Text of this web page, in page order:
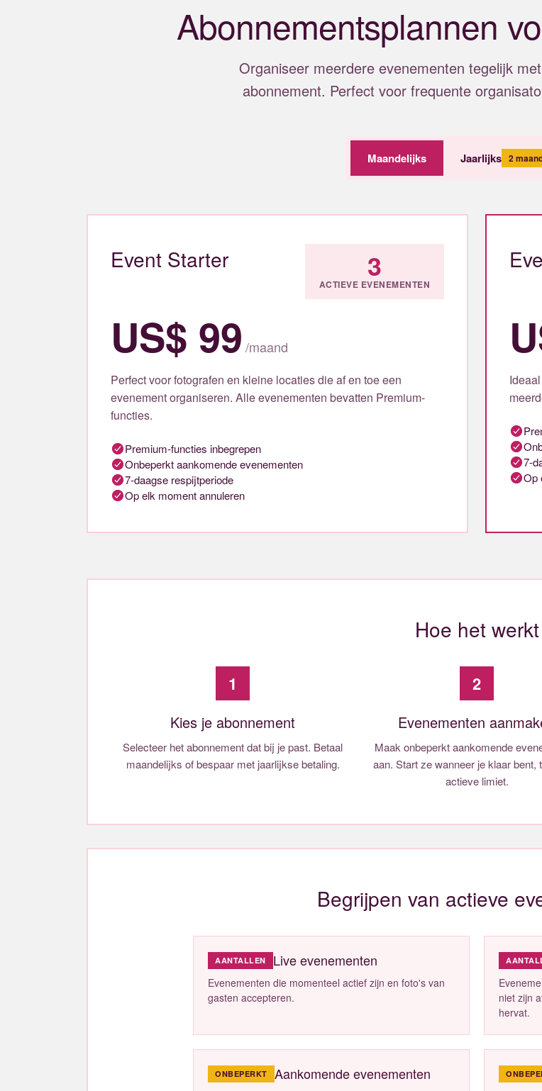
Abonnementsplannen
Organiseer meerdere evenementen tegelijk
abonnement. Perfect voor frequente
Maandelijks Jaarlijks 2
Event Starter 3
ACTIEVE EVENEMENTEN
US$ 99 /maand
Perfect voor fotografen en kleine locaties die af en toe een
evenement organiseren. Alle evenementen bevatten Premium-
functies.
Premium-functies inbegrepen
Onbeperkt aankomende evenementen
7-daagse respijtperiode
Op elk moment annuleren
7-
Op
Hoe het werkt
1
Kies je abonnement
Selecteer het abonnement dat bij je past. Betaal
maandelijks of bespaar met jaarlijkse betaling.
2
Evenementen
Maak onbeperkt aankomende
aan. Start ze wanneer je klaar bent,
actieve limiet.
Begrijpen van actieve
AANTALLEN Live evenementen
Evenementen die momenteel actief zijn en foto's van
gasten accepteren.
niet zijn
hervat.
ONBEPERKT Aankomende evenementen